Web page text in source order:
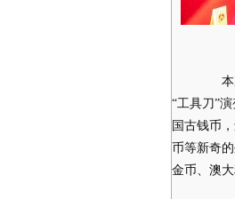
本次
“工具刀”
国古钱币
币等新奇
金币、澳